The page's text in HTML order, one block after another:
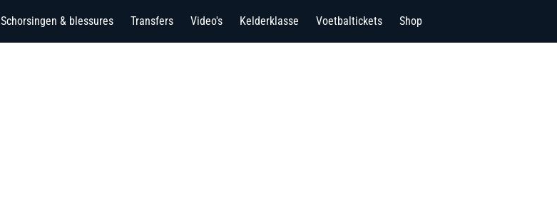
Schorsingen & blessures Transfers Video's Kelderklasse Voetbaltickets Shop